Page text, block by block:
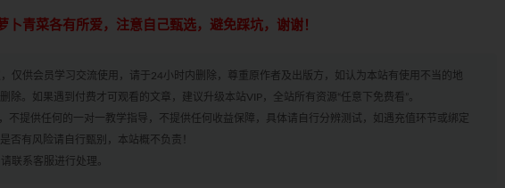
青菜各有所爱，注意自己甄选，避免踩坑，谢谢！
仅供会员学习交流使用，请于24小时内删除，尊重原作者及出版方，如认为本站有使用不当的地
。如果遇到付费才可观看的文章，建议升级本站VIP，全站所有资源“任意下免费看”。
不提供任何的一对一教学指导，不提供任何收益保障，具体请自行分辨测试，如遇充值环节或绑定
否有风险请自行甄别，本站概不负责！
联系客服进行处理。